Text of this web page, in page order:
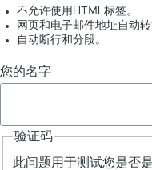
插
件
-
聊
天
不允许使用HTML标签。
网页和电子邮件地址自动转
自动断行和分段。
您的名字
验证码
此问题用于测试您是否